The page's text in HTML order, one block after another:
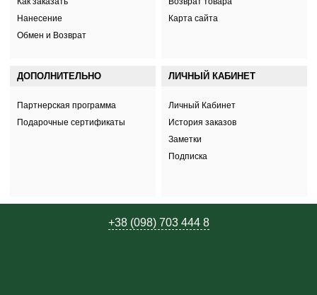
Нанесение
Обмен и Возврат
Карта сайта
ДОПОЛНИТЕЛЬНО
Партнерская программа
Подарочные сертификаты
ЛИЧНЫЙ КАБИНЕТ
Личный Кабинет
История заказов
Заметки
Подписка
+38 (098) 703 444 8